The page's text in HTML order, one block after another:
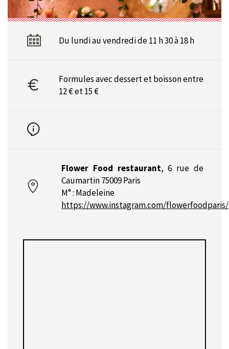
Du lundi au vendredi de 11 h 30 à 18 h
Formules avec dessert et boisson entre
12 € et 15 €
Flower Food restaurant,6 rue de
Caumartin 75009 Paris
M° : Madeleine
https://www.instagram.com/flowerfoodparis/